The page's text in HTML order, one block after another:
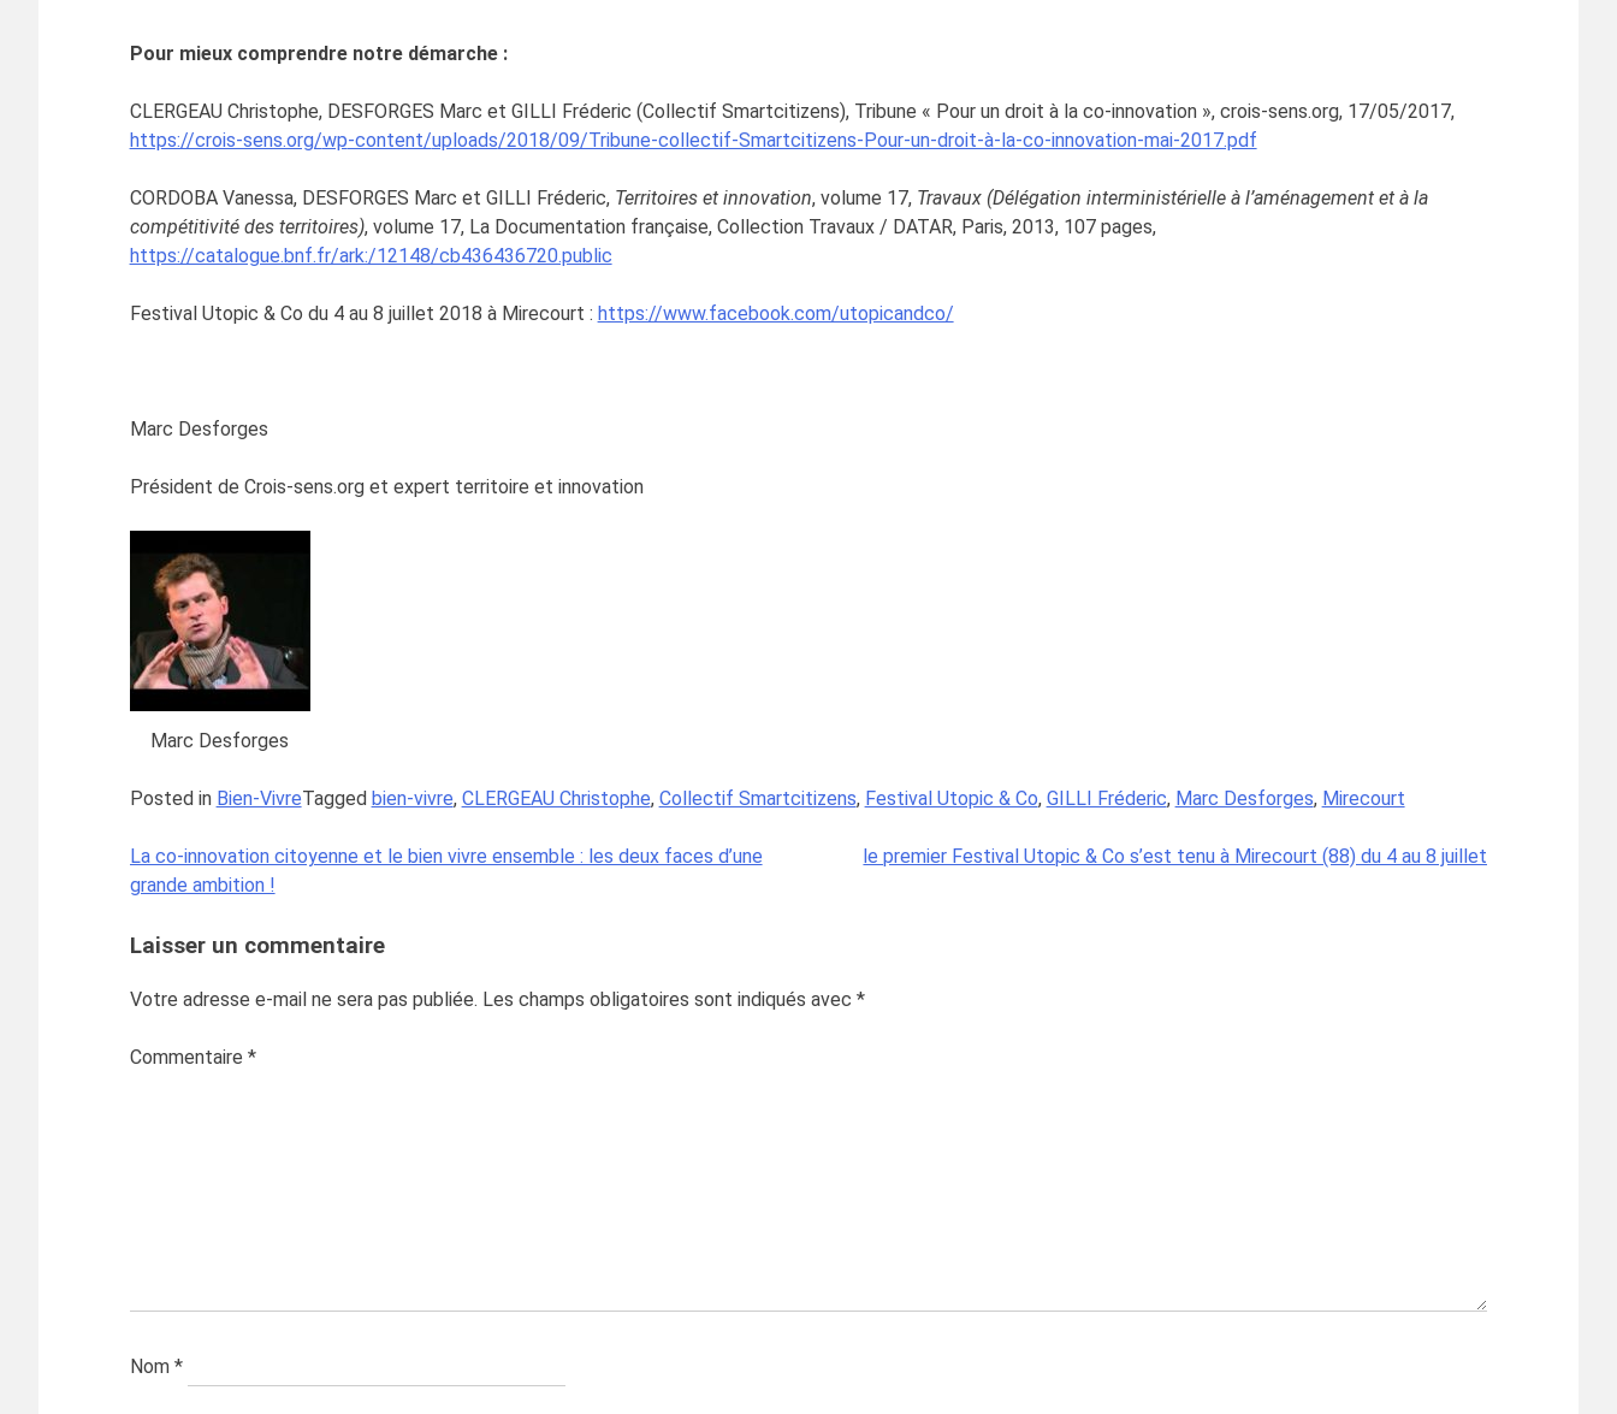
Pour mieux comprendre notre démarche :
CLERGEAU Christophe, DESFORGES Marc et GILLI Fréderic (Collectif Smartcitizens), Tribune « Pour un droit à la co-innovation », crois-sens.org, 17/05/2017,
https://crois-sens.org/wp-content/uploads/2018/09/Tribune-collectif-Smartcitizens-Pour-un-droit-à-la-co-innovation-mai-2017.pdf
CORDOBA Vanessa, DESFORGES Marc et GILLI Fréderic, Territoires et innovation, volume 17, Travaux (Délégation interministérielle à l’aménagement et à la
compétitivité des territoires), volume 17, La Documentation française, Collection Travaux / DATAR, Paris, 2013, 107 pages,
https://catalogue.bnf.fr/ark:/12148/cb436436720.public
Festival Utopic & Co du 4 au 8 juillet 2018 à Mirecourt : https://www.facebook.com/utopicandco/
Marc Desforges
Président de Crois-sens.org et expert territoire et innovation
Marc Desforges
Posted in Bien-VivreTagged bien-vivre, CLERGEAU Christophe, Collectif Smartcitizens, Festival Utopic & Co, GILLI Fréderic, Marc Desforges, Mirecourt
Navigation
de
l’article
La co-innovation citoyenne et le bien vivre ensemble : les deux faces d’une
grande ambition !
le premier Festival Utopic & Co s’est tenu à Mirecourt (88) du 4 au 8 juillet
Laisser un commentaire
Votre adresse e-mail ne sera pas publiée. Les champs obligatoires sont indiqués avec *
Commentaire *
Nom *